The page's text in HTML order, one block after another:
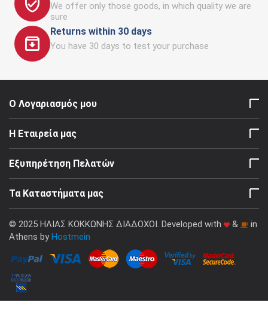
We offer only those goods, in which quality we are
sure
Returns within 30 days
You have 30 days to test your purchase
Ο Λογαριασμός μου
Η Εταιρεία μας
Εξυπηρέτηση Πελατών
Τα Καταστήματα μας
© 2025 ΗΛΙΑΣ ΚΟΚΚΩΝΗΣ ΔΙΑΔΟΧΟΙ. Developed with &
in
Athens by Hostmein